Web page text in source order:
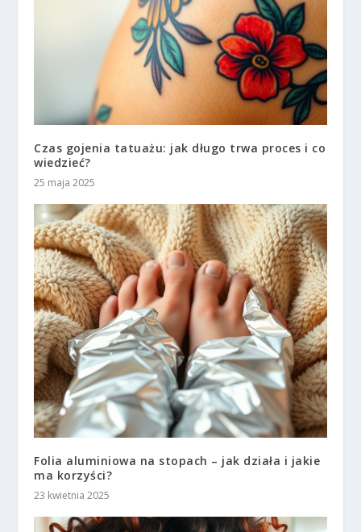
Czas gojenia tatuażu: jak długo trwa proces i co
wiedzieć?
25 maja 2025
Folia aluminiowa na stopach – jak działa i jakie
ma korzyści?
23 kwietnia 2025